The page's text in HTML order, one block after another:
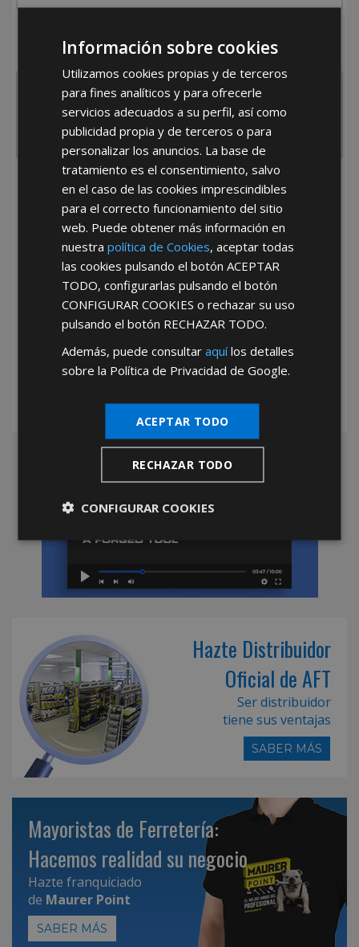
España
Portugal Otros
He leído y acepto laPolítica de Privacidad
*Abstenerse particulares, sólo venta a tiendas y empresas minoristas y
Hazte Distribuidor
Oficial de AFT
Ser distribuidor
tiene sus ventajas
SABER MÁS
Mayoristas de Ferretería:
Hacemos realidad su negocio
Hazte franquiciado
de Maurer Point
SABER MÁS
Información sobre cookies
Utilizamos cookies propias y de terceros
para fines analíticos y para ofrecerle
servicios adecuados a su perfil, así como
publicidad propia y de terceros o para
personalizar los anuncios. La base de
tratamiento es el consentimiento, salvo
en el caso de las cookies imprescindibles
para el correcto funcionamiento del sitio
web. Puede obtener más información en
nuestrapolítica de Cookies, aceptar todas
las cookies pulsando el botónACEPTAR
TODO, configurarlas pulsando el botón
CONFIGURAR COOKIES o rechazar su uso
pulsando el botón RECHAZAR TODO.
Además, puede consultaraquílos detalles
sobre la Política de Privacidad de Google.
ACEPTAR TODO
RECHAZAR TODO
CONFIGURAR COOKIES